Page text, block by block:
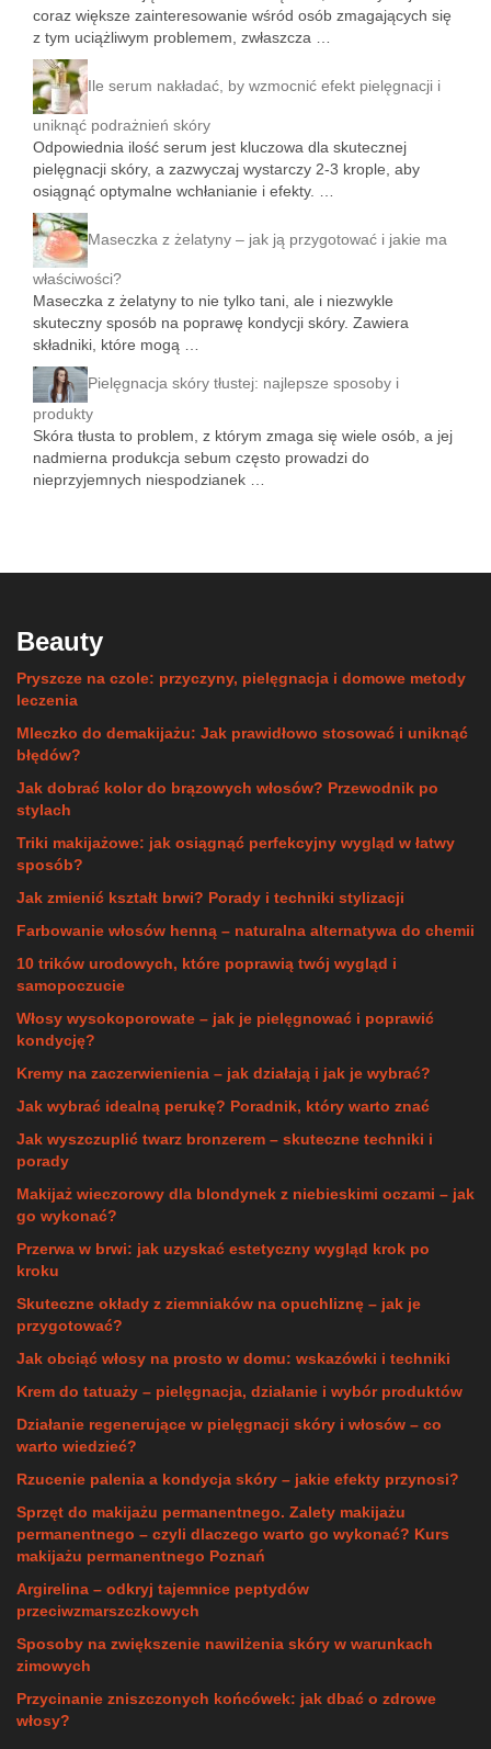
coraz większe zainteresowanie wśród osób zmagających się
z tym uciążliwym problemem, zwłaszcza …
Ile serum nakładać, by wzmocnić efekt pielęgnacji i
uniknąć podrażnień skóry
Odpowiednia ilość serum jest kluczowa dla skutecznej
pielęgnacji skóry, a zazwyczaj wystarczy 2-3 krople, aby
osiągnąć optymalne wchłanianie i efekty. …
Maseczka z żelatyny – jak ją przygotować i jakie ma
właściwości?
Maseczka z żelatyny to nie tylko tani, ale i niezwykle
skuteczny sposób na poprawę kondycji skóry. Zawiera
składniki, które mogą …
Pielęgnacja skóry tłustej: najlepsze sposoby i
produkty
Skóra tłusta to problem, z którym zmaga się wiele osób, a jej
nadmierna produkcja sebum często prowadzi do
nieprzyjemnych niespodzianek …
Beauty
Pryszcze na czole: przyczyny, pielęgnacja i domowe metody
leczenia
Mleczko do demakijażu: Jak prawidłowo stosować i uniknąć
błędów?
Jak dobrać kolor do brązowych włosów? Przewodnik po
stylach
Triki makijażowe: jak osiągnąć perfekcyjny wygląd w łatwy
sposób?
Jak zmienić kształt brwi? Porady i techniki stylizacji
Farbowanie włosów henną – naturalna alternatywa do chemii
10 trików urodowych, które poprawią twój wygląd i
samopoczucie
Włosy wysokoporowate – jak je pielęgnować i poprawić
kondycję?
Kremy na zaczerwienienia – jak działają i jak je wybrać?
Jak wybrać idealną perukę? Poradnik, który warto znać
Jak wyszczuplić twarz bronzerem – skuteczne techniki i
porady
Makijaż wieczorowy dla blondynek z niebieskimi oczami – jak
go wykonać?
Przerwa w brwi: jak uzyskać estetyczny wygląd krok po
kroku
Skuteczne okłady z ziemniaków na opuchliznę – jak je
przygotować?
Jak obciąć włosy na prosto w domu: wskazówki i techniki
Krem do tatuaży – pielęgnacja, działanie i wybór produktów
Działanie regenerujące w pielęgnacji skóry i włosów – co
warto wiedzieć?
Rzucenie palenia a kondycja skóry – jakie efekty przynosi?
Sprzęt do makijażu permanentnego. Zalety makijażu
permanentnego – czyli dlaczego warto go wykonać? Kurs
makijażu permanentnego Poznań
Argirelina – odkryj tajemnice peptydów
przeciwzmarszczkowych
Sposoby na zwiększenie nawilżenia skóry w warunkach
zimowych
Przycinanie zniszczonych końcówek: jak dbać o zdrowe
włosy?